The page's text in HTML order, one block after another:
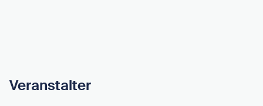
Veranstalter